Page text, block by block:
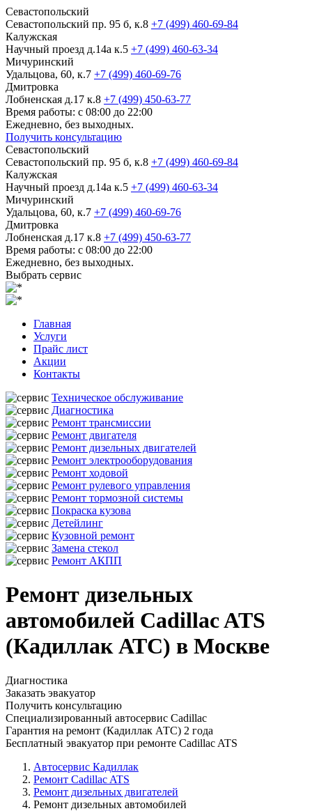
Севастопольский
Севастопольский пр. 95 б, к.8 +7 (499) 460-69-84
Калужская
Научный проезд д.14а к.5 +7 (499) 460-63-34
Мичуринский
Удальцова, 60, к.7 +7 (499) 460-69-76
Дмитровка
Лобненская д.17 к.8 +7 (499) 450-63-77
Время работы: с 08:00 до 22:00
Ежедневно, без выходных.
Получить консультацию
Севастопольский
Севастопольский пр. 95 б, к.8 +7 (499) 460-69-84
Калужская
Научный проезд д.14а к.5 +7 (499) 460-63-34
Мичуринский
Удальцова, 60, к.7 +7 (499) 460-69-76
Дмитровка
Лобненская д.17 к.8 +7 (499) 450-63-77
Время работы: с 08:00 до 22:00
Ежедневно, без выходных.
Выбрать сервис
Главная
Услуги
Прайс лист
Акции
Контакты
Техническое обслуживание
Диагностика
Ремонт трансмиссии
Ремонт двигателя
Ремонт дизельных двигателей
Ремонт электрооборудования
Ремонт ходовой
Ремонт рулевого управления
Ремонт тормозной системы
Покраска кузова
Детейлинг
Кузовной ремонт
Замена стекол
Ремонт АКПП
Ремонт дизельных
автомобилей Cadillac ATS
(Кадиллак АТС) в Москве
Диагностика
Заказать эвакуатор
Получить консультацию
Специализированный автосервис Cadillac
Гарантия на ремонт (Кадиллак АТС) 2 года
Бесплатный эвакуатор при ремонте Cadillac ATS
Автосервис Кадиллак
Ремонт Cadillac ATS
Ремонт дизельных двигателей
Ремонт дизельных автомобилей